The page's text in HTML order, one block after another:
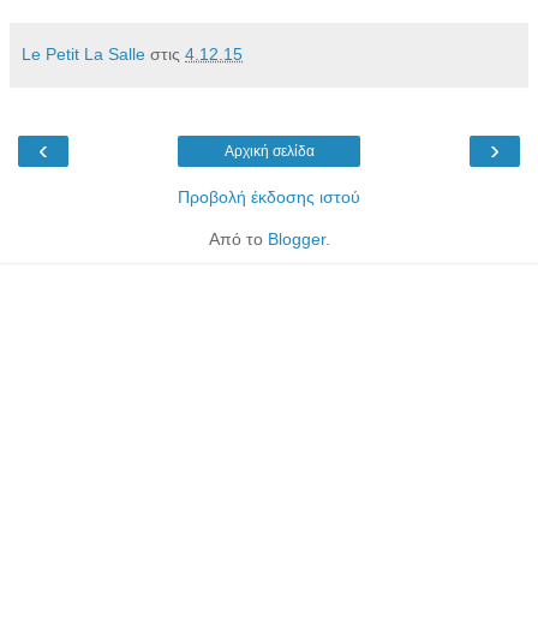
Le Petit La Salle στις 4.12.15
‹ ›
Αρχική σελίδα
Προβολή έκδοσης ιστού
Από το Blogger.